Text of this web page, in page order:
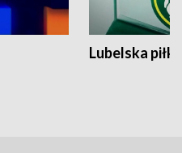
Lubelska piłka